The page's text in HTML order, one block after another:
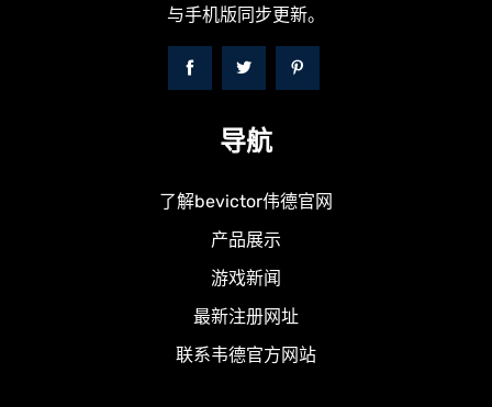
与手机版同步更新。
导航
了解bevictor伟德官网
产品展示
游戏新闻
最新注册网址
联系韦德官方网站